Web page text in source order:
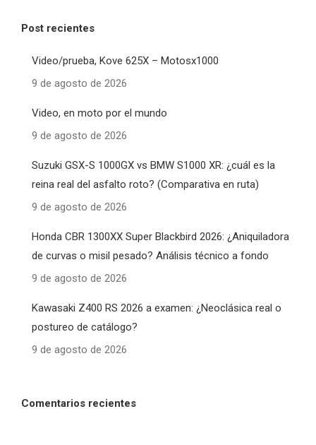
Post recientes
Video/prueba, Kove 625X – Motosx1000
9 de agosto de 2026
Video, en moto por el mundo
9 de agosto de 2026
Suzuki GSX-S 1000GX vs BMW S1000 XR: ¿cuál es la
reina real del asfalto roto? (Comparativa en ruta)
9 de agosto de 2026
Honda CBR 1300XX Super Blackbird 2026: ¿Aniquiladora
de curvas o misil pesado? Análisis técnico a fondo
9 de agosto de 2026
Kawasaki Z400 RS 2026 a examen: ¿Neoclásica real o
postureo de catálogo?
9 de agosto de 2026
Comentarios recientes